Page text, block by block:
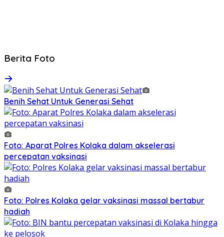
Berita Foto
Benih Sehat Untuk Generasi Sehat
Foto: Aparat Polres Kolaka dalam akselerasi
percepatan vaksinasi
Foto: Polres Kolaka gelar vaksinasi massal bertabur
hadiah